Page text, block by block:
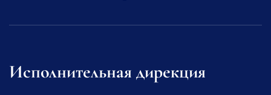
Исполнительная дирекция